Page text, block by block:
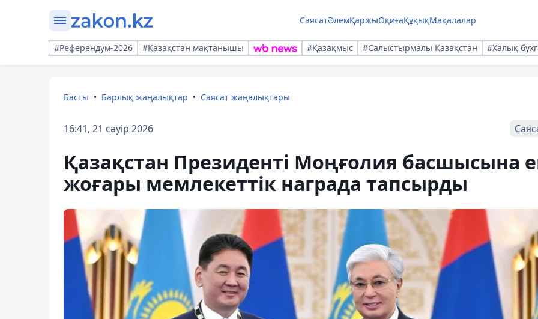
СаясатӘлемҚаржыОқиғаҚұқықМақалалар
#Референдум-2026 #Қазақстан мақтанышы #Қазақмыс #Салыстырмалы Қазақстан #Халық
Басты Барлық жаңалықтар Саясат жаңалықтары
16:41, 21 сәуір 2026
Қазақстан Президенті Моңғолия басшысына
жоғары мемлекеттік награда тапсырды